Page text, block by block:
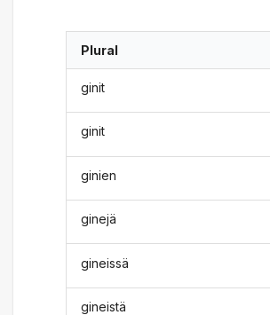
Plural
ginit
ginit
ginien
ginejä
gineissä
gineistä